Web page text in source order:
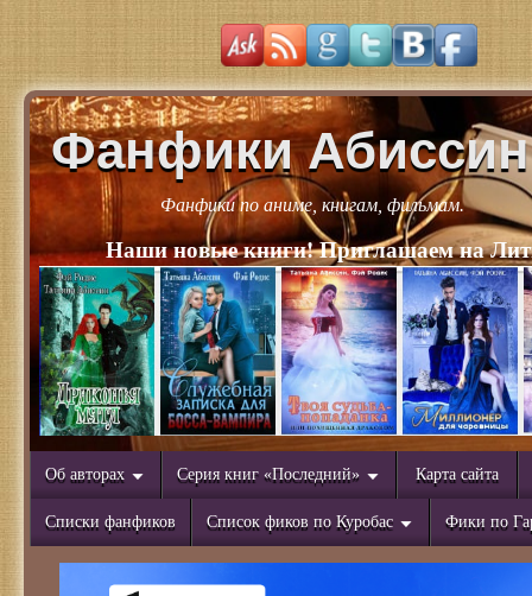
Фанфики Абиссин
Фанфики по аниме, книгам, фильмам.
Наши новые книги! Приглашаем на
Об авторах Серия книг «Последний» Карта сайта
Списки фанфиков Список фиков по Куробас Фики по